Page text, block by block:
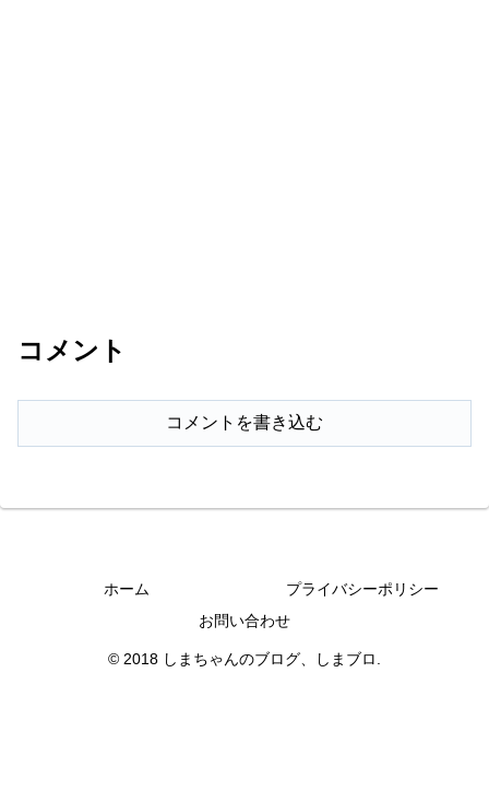
コメント
コメントを書き込む
ホーム
プライバシーポリシー
お問い合わせ
© 2018 しまちゃんのブログ、しまブロ.